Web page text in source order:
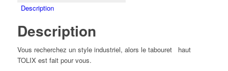
Description
Description
Vous recherchez un style industriel, alors le tabouret haut
TOLIX est fait pour vous.